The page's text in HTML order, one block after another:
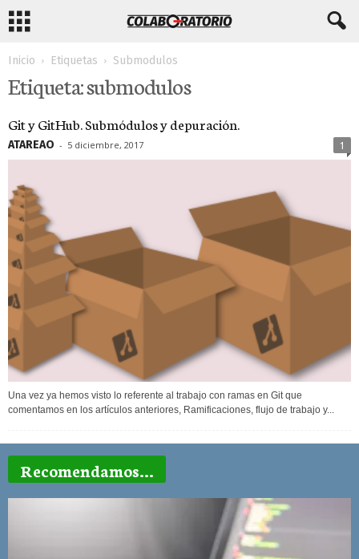
Inicio Etiquetas Submodulos
Etiqueta: submodulos
Git y GitHub. Submódulos y depuración.
ATAREAO - 5 diciembre, 2017 1
Una vez ya hemos visto lo referente al trabajo con ramas en Git que
comentamos en los artículos anteriores, Ramificaciones, flujo de trabajo y...
Recomendamos...